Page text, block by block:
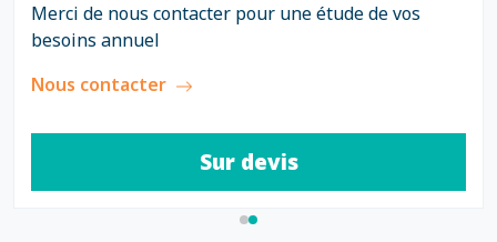
Merci de nous contacter pour une étude de vos
besoins annuel
Nous contacter
Sur devis